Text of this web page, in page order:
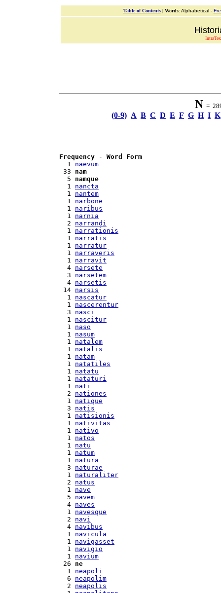
Table of Contents| Words: Alphabetical -
N =
(0-9) A B C D E F G H I K
Frequency - Word Form
  1
naevum
33 nam
  5
namque
  1
nancta
  1
nantem
  1
narbone
  1
naribus
  1
narnia
  2
narrandi
  1
narrationis
  1
narratis
  1
narratur
  1
narraveris
  1
narravit
  4
narsete
  3
narsetem
  4
narsetis
14 narsis
  1
nascatur
  1
nascerentur
  3
nasci
  1
nascitur
  1
naso
  1
nasum
  1
natalem
  1
natalis
  1
natam
  1
natatiles
  1
natatu
  1
nataturi
  1
nati
  2
nationes
  1
natique
  3
natis
  1
natisionis
  1
nativitas
  1
nativo
  1
natos
  1
natu
  1
natum
  1
natura
  3
naturae
  1
naturaliter
  2
natus
  1
nave
  5
navem
  4
naves
  1
navesque
  2
navi
  4
navibus
  1
navicula
  1
navigasset
  1
navigio
  1
navium
26 ne
  1
neapoli
  6
neapolim
  2
neapolis